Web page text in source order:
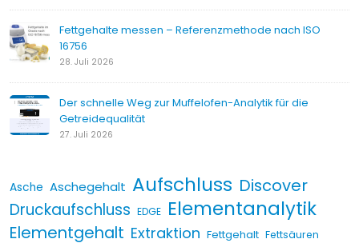
Fettgehalte messen – Referenzmethode nach ISO
16756
28. Juli 2026
Der schnelle Weg zur Muffelofen-Analytik für die
Getreidequalität
27. Juli 2026
Asche Aschegehalt Aufschluss Discover
Druckaufschluss EDGE Elementanalytik
Elementgehalt Extraktion Fettgehalt Fettsäuren